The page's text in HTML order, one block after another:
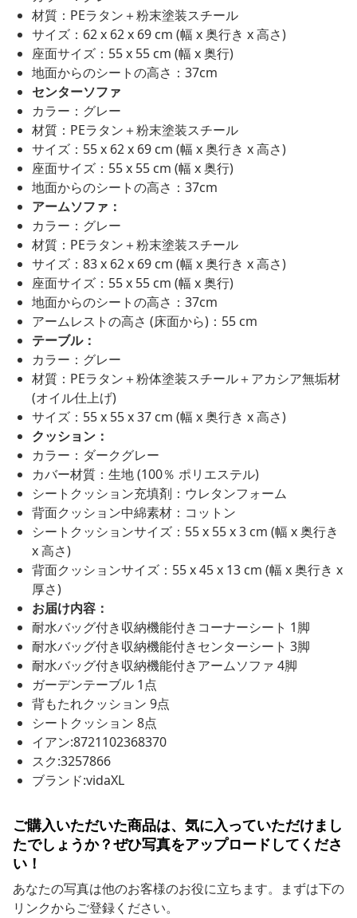
材質：PEラタン＋粉末塗装スチール
サイズ：62 x 62 x 69 cm (幅 x 奥行き x 高さ)
座面サイズ：55 x 55 cm (幅 x 奥行)
地面からのシートの高さ：37cm
センターソファ
カラー：グレー
材質：PEラタン＋粉末塗装スチール
サイズ：55 x 62 x 69 cm (幅 x 奥行き x 高さ)
座面サイズ：55 x 55 cm (幅 x 奥行)
地面からのシートの高さ：37cm
アームソファ：
カラー：グレー
材質：PEラタン＋粉末塗装スチール
サイズ：83 x 62 x 69 cm (幅 x 奥行き x 高さ)
座面サイズ：55 x 55 cm (幅 x 奥行)
地面からのシートの高さ：37cm
アームレストの高さ (床面から)：55 cm
テーブル：
カラー：グレー
材質：PEラタン＋粉体塗装スチール＋アカシア無垢材
(オイル仕上げ)
サイズ：55 x 55 x 37 cm (幅 x 奥行き x 高さ)
クッション：
カラー：ダークグレー
カバー材質：生地 (100％ ポリエステル)
シートクッション充填剤：ウレタンフォーム
背面クッション中綿素材：コットン
シートクッションサイズ：55 x 55 x 3 cm (幅 x 奥行き
x 高さ)
背面クッションサイズ：55 x 45 x 13 cm (幅 x 奥行き x
厚さ)
お届け内容：
耐水バッグ付き収納機能付きコーナーシート 1脚
耐水バッグ付き収納機能付きセンターシート 3脚
耐水バッグ付き収納機能付きアームソファ 4脚
ガーデンテーブル 1点
背もたれクッション 9点
シートクッション 8点
イアン:8721102368370
スク:3257866
ブランド:vidaXL
ご購入いただいた商品は、気に入っていただけまし
たでしょうか？ぜひ写真をアップロードしてくださ
い！
あなたの写真は他のお客様のお役に立ちます。まずは下の
リンクからご登録ください。